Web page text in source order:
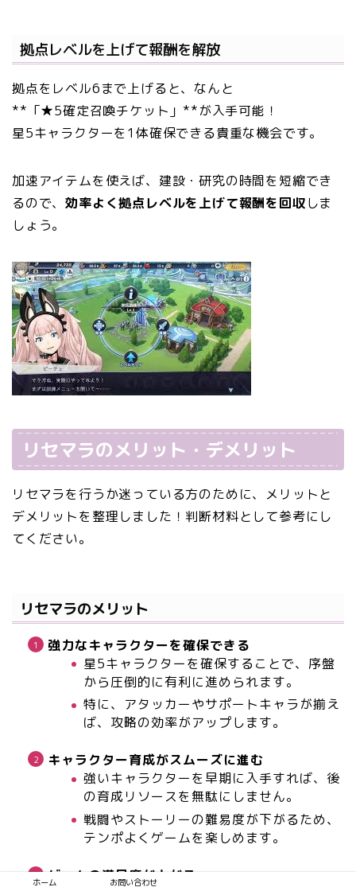
拠点レベルを上げて報酬を解放
拠点をレベル6まで上げると、なんと
**「★5確定召喚チケット」**が入手可能！
星5キャラクターを1体確保できる貴重な機会です。
加速アイテムを使えば、建設・研究の時間を短縮でき
るので、効率よく拠点レベルを上げて報酬を回収しま
しょう。
リセマラのメリット・デメリット
リセマラを行うか迷っている方のために、メリットと
デメリットを整理しました！判断材料として参考にし
てください。
リセマラのメリット
強力なキャラクターを確保できる
星5キャラクターを確保することで、序盤
から圧倒的に有利に進められます。
特に、アタッカーやサポートキャラが揃え
ば、攻略の効率がアップします。
キャラクター育成がスムーズに進む
強いキャラクターを早期に入手すれば、後
の育成リソースを無駄にしません。
戦闘やストーリーの難易度が下がるため、
テンポよくゲームを楽しめます。
ゲームの満足度が上がる
ホーム お問い合わせ